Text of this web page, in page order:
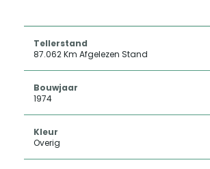
Tellerstand
87.062 Km Afgelezen Stand
Bouwjaar
1974
Kleur
Overig